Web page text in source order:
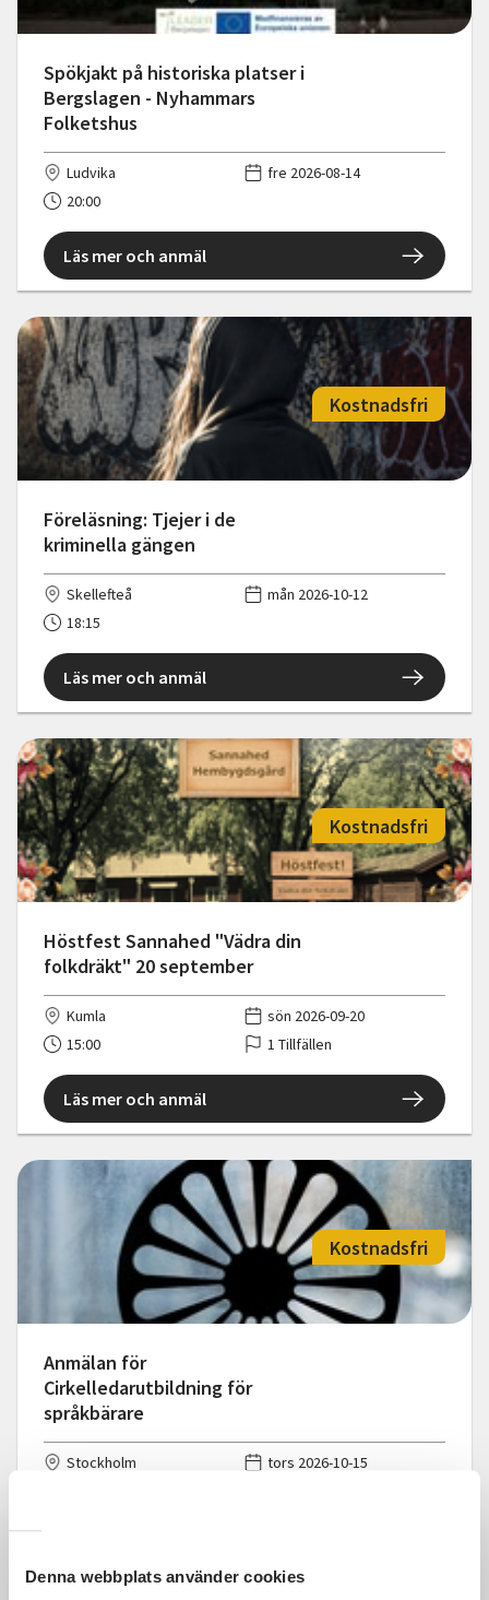
Denna webbplats använder cookies
Spökjakt på historiska platser i
Bergslagen - Nyhammars
Folketshus
Ludvika
fre 2026-08-14
20:00
Läs mer och anmäl
Föreläsning: Tjejer i de
kriminella gängen
Kostnadsfri
Skellefteå
mån 2026-10-12
18:15
Läs mer och anmäl
Höstfest Sannahed "Vädra din
folkdräkt" 20 september
Kostnadsfri
Kumla
sön 2026-09-20
15:00
1 Tillfällen
Läs mer och anmäl
Anmälan för
Cirkelledarutbildning för
språkbärare
Kostnadsfri
Stockholm
tors 2026-10-15